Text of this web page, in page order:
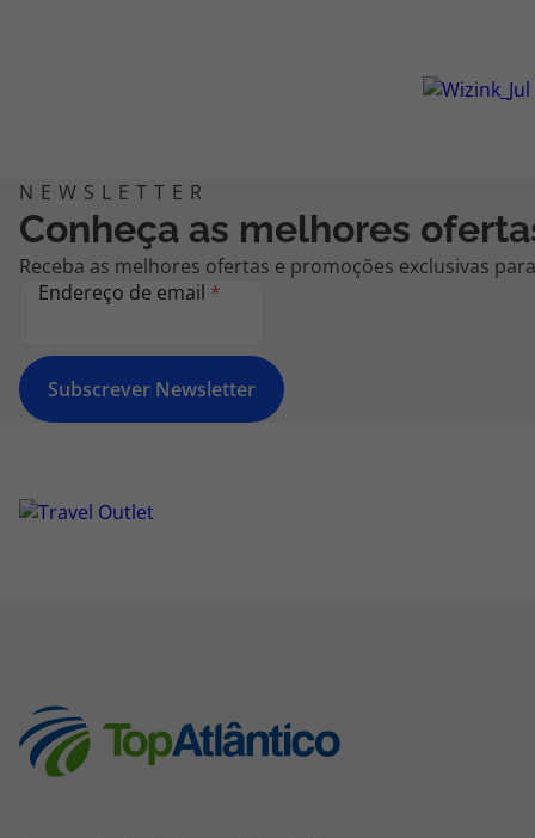
Conheça as melhores
Receba as melhores ofertas e promoções exclusivas
Endereço de email *
Subscrever Newsletter